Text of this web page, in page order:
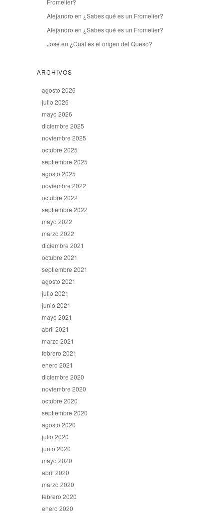
Fromelier?
Alejandro en ¿Sabes qué es un Fromelier?
Alejandro en ¿Sabes qué es un Fromelier?
José en ¿Cuál es el origen del Queso?
ARCHIVOS
agosto 2026
julio 2026
mayo 2026
diciembre 2025
noviembre 2025
octubre 2025
septiembre 2025
agosto 2025
noviembre 2022
octubre 2022
septiembre 2022
mayo 2022
marzo 2022
diciembre 2021
octubre 2021
septiembre 2021
agosto 2021
julio 2021
junio 2021
mayo 2021
abril 2021
marzo 2021
febrero 2021
enero 2021
diciembre 2020
noviembre 2020
octubre 2020
septiembre 2020
agosto 2020
julio 2020
junio 2020
mayo 2020
abril 2020
marzo 2020
febrero 2020
enero 2020